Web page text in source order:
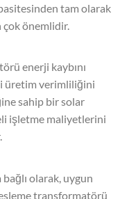
tam olarak
çok önemlidir.
enerji kaybını
üretim verimliliğini
sahip bir solar
işletme maliyetlerini
olarak, uygun
transformatörü